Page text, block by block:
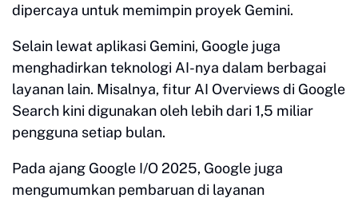
dipercaya untuk memimpin proyek Gemini.
Selain lewat aplikasi Gemini, Google juga
menghadirkan teknologi AI-nya dalam berbagai
layanan lain. Misalnya, fitur AI Overviews di Google
Search kini digunakan oleh lebih dari 1,5 miliar
pengguna setiap bulan.
Pada ajang Google I/O 2025, Google juga
mengumumkan pembaruan di layanan